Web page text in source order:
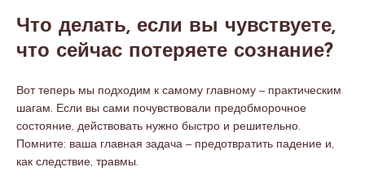
Что делать, если вы чувствуете,
что сейчас потеряете сознание?
Вот теперь мы подходим к самому главному – практическим
шагам. Если вы сами почувствовали предобморочное
состояние, действовать нужно быстро и решительно.
Помните: ваша главная задача – предотвратить падение и,
как следствие, травмы.